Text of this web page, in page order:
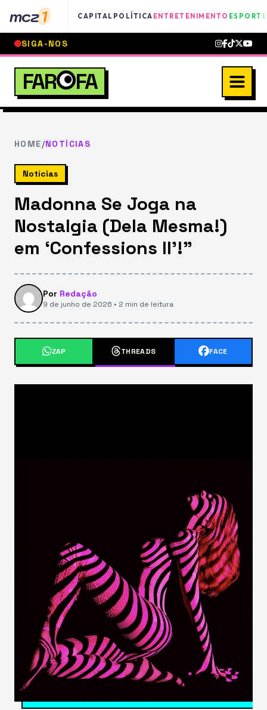
mcz1 CAPITAL POLÍTICA ENTRETENIMENTO
SIGA-NOS
FAR FA
HOME/NOTÍCIAS
Notícias
Madonna Se Joga na
Nostalgia (Dela Mesma!)
em ‘Confessions II’!”
Por Redação
9 de junho de 2026 • 2 min de leitura
ZAP THREADS FACE